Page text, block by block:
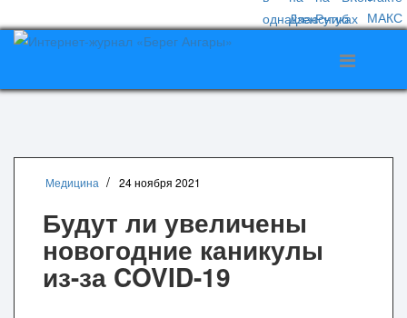
Медицина 24 ноября 2021
Будут ли увеличены
новогодние каникулы
из-за COVID-19